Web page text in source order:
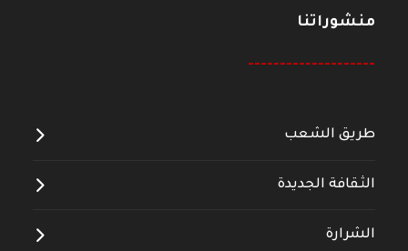
منشوراتنا
--------------------
طريق الشعب
الثقافة الجديدة
الشرارة